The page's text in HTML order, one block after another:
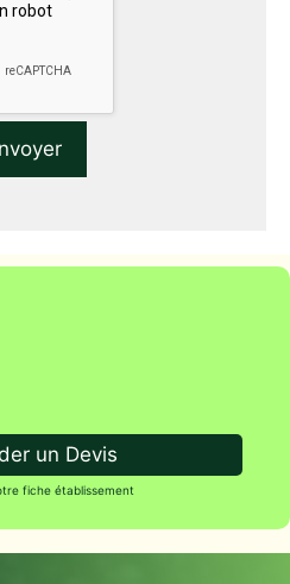
un Devis
fiche établissement